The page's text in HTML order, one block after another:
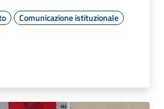
Comunicazione istituzionale